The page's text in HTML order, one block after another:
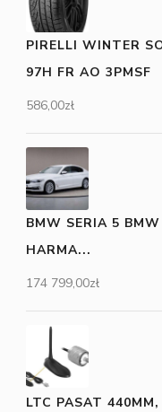
PIRELLI WINTER
97H FR AO 3PMSF
586,00zł
BMW SERIA 5
HARMA...
174 799,00zł
LTC PASAT